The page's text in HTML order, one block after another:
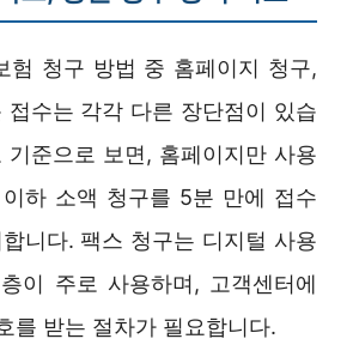
험 청구 방법 중 홈페이지 청구,
접수는 각각 다른 장단점이 있습
기준으로 보면, 홈페이지만 사용
하 소액 청구를 5분 만에 접수
니다. 팩스 청구는 디지털 사용
이 주로 사용하며, 고객센터에
를 받는 절차가 필요합니다.